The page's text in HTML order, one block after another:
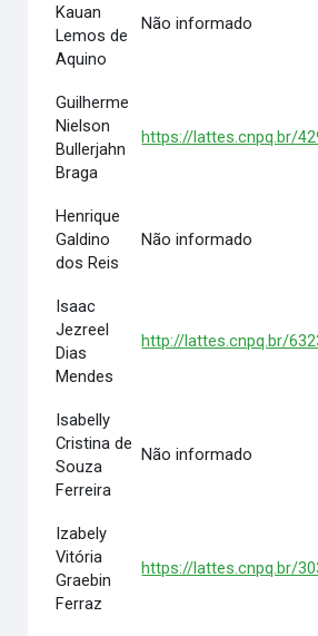
Kauan
Lemos de
Aquino
Não informado
Guilherme
Nielson
Bullerjahn
Braga
https://lattes.cnpq.br/
Henrique
Galdino
dos Reis
Não informado
Isaac
Jezreel
Dias
Mendes
http://lattes.cnpq.br/
Isabelly
Cristina de
Souza
Ferreira
Não informado
Izabely
Vitória
Graebin
Ferraz
https://lattes.cnpq.br/